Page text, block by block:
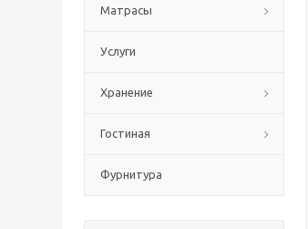
Матрасы
Услуги
Хранение
Гостиная
Фурнитура